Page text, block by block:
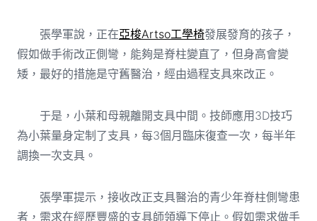
張學軍說，正在亞梭Artso工學椅發展發育的孩子，
假如做手術改正側彎，能夠是脊柱變直了，但身高會變
矮，最好的措施是守舊醫治，經由過程支具來改正。
于是，小葉和母親離開支具中間。技師應用3D技巧
為小葉量身定制了支具，每3個月臨床復查一次，每半年
調換一次支具。
張學軍提示，接收改正支具醫治的青少年脊柱側彎患
者，需求在經歷豐盛的支具師領導下停止。假如需求做手